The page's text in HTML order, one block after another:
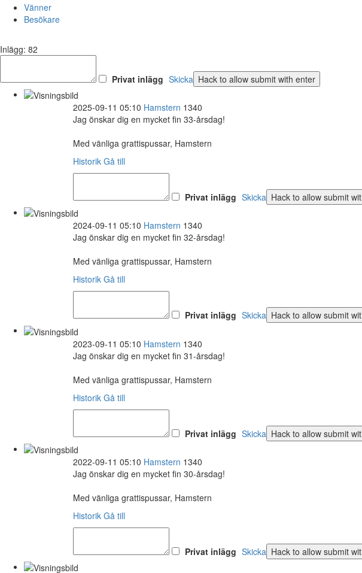
Vänner
Besökare
Inlägg: 82
Privat inlägg Skicka
2025-09-11 05:10 Hamstern 1340
Jag önskar dig en mycket fin 33-årsdag!
Med vänliga grattispussar, Hamstern
Historik Gå till
Privat inlägg Skicka
2024-09-11 05:10 Hamstern 1340
Jag önskar dig en mycket fin 32-årsdag!
Med vänliga grattispussar, Hamstern
Historik Gå till
Privat inlägg Skicka
2023-09-11 05:10 Hamstern 1340
Jag önskar dig en mycket fin 31-årsdag!
Med vänliga grattispussar, Hamstern
Historik Gå till
Privat inlägg Skicka
2022-09-11 05:10 Hamstern 1340
Jag önskar dig en mycket fin 30-årsdag!
Med vänliga grattispussar, Hamstern
Historik Gå till
Privat inlägg Skicka